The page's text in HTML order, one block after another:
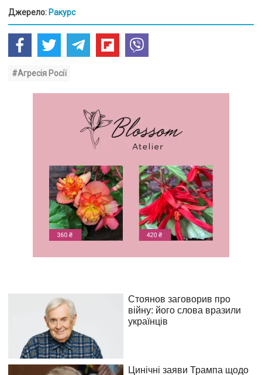
Джерело: Ракурс
#Агресія Росії